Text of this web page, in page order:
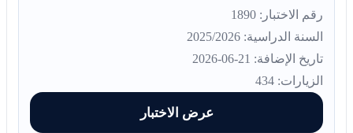
رقم الاختبار: 1890
السنة الدراسية: 2025/2026
تاريخ الإضافة: 21-06-2026
الزيارات: 434
عرض الاختبار